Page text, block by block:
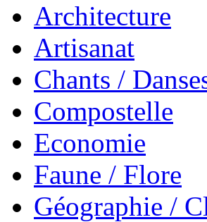
Architecture
Artisanat
Chants /
Compostelle
Economie
Faune / Flore
Géographie /